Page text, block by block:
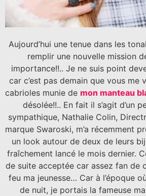
Aujourd’hui une tenue dans les
remplir une nouvelle mission
importance!!.. Je ne suis point
car c’est pas demain que vous me
cabrioles munie de mon manteau
désolée!!.. En fait il s’agit d’un
sympathique, Nathalie Colin,
marque Swaroski, m’a récemment
un look autour de deux de leurs
fraîchement lancé le mois dernier.
de suite acceptée car assez fan de
feu ma jeunesse… Car à l’époque
de nuit, je portais la fameuse